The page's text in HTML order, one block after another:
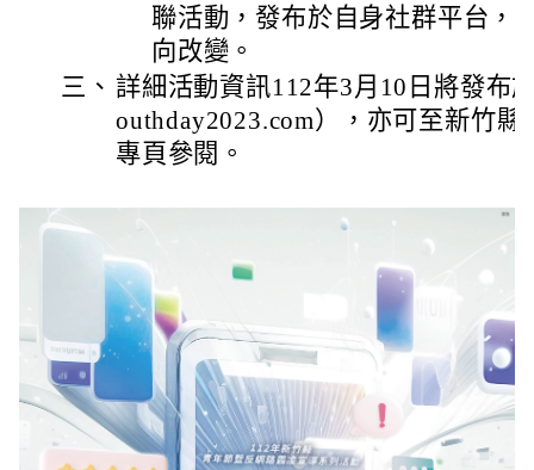
聯活動，發布於自身社群平台，
向改變。
三、 詳細活動資訊112年3月10日將發布
outhday2023.com），亦可至新竹
專頁參閱。